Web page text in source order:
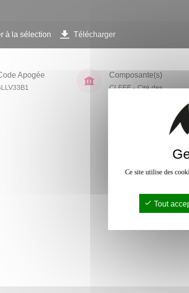
à la sélection Télécharger
Apogée Composante(s)
CLEFF- Cité des
Ce site utilise des
Tout